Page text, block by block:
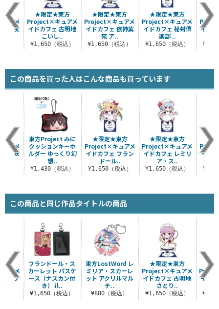
★限定★東方
Project×キュアメ
イドカフェ 依神紫
苑 ア..
¥1,650（税込）
★限定★東方
Project×キュアメ
イドカフェ 秘封倶
楽部 ..
¥1,650（税込）
★
イド
方
アメ
六夜
★限定★東方
Project×キュアメ
イドカフェ 古明地
こいし..
¥1,650（税込）
この商品を買った人はこんな商品も買っています
★限定★東方
Project×キュアメ
イドカフェ フラン
ドール..
¥1,650（税込）
★限定★東方
Project×キュアメ
イドカフェ レミリ
ア・ス..
¥1,650（税込）
★
イド
方
アメ
魄妖
東方Project みに
クッションキーホ
ルダー ゆっくり幻
想..
¥1,430（税込）
この商品と同じ作品タイトルの商品
東方LostWord レ
ミリア・スカーレ
ット アクリルマル
チ..
¥880（税込）
★限定★東方
Project×キュアメ
イドカフェ 古明地
さとり..
¥1,650（税込）
★
イド
方
アメ
ミリ
フランドール・ス
カーレット パスケ
ース（ナスカン付
き） il..
¥1,650（税込）